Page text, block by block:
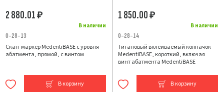
В наличии
2 880.01₽
0-28-13
Скан-маркер MedentiBASE с уровня
абатмента, прямой, с винтом
В корзину
В наличии
1 850.00₽
0-28-14
Титановый вклеиваемый колпачок
MedentiBASE, короткий, включая
винт абатмента MedentiBASE
В корзину